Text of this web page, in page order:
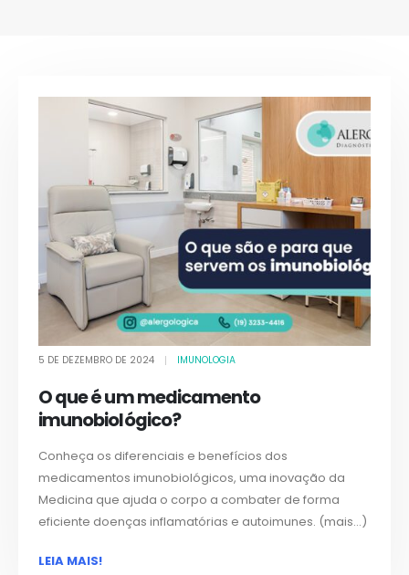
5 DE DEZEMBRO DE 2024 IMUNOLOGIA
O que é um medicamento
imunobiológico?
Conheça os diferenciais e benefícios dos
medicamentos imunobiológicos, uma inovação da
Medicina que ajuda o corpo a combater de forma
eficiente doenças inflamatórias e autoimunes. (mais…)
LEIA MAIS!